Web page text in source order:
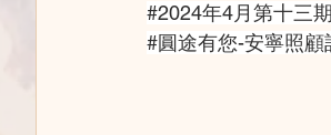
#2024年4月第十三期
#圓途有您-安寧照顧